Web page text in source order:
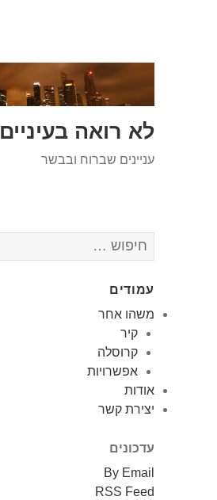
לא רואה בעיניים
עניינים שברוח ובבשר
חיפוש:
עמודים
משהו אחר
קיר
קרוסלה
אפשרויות
אודות
יצירת קשר
עדכונים
By Email
RSS Feed